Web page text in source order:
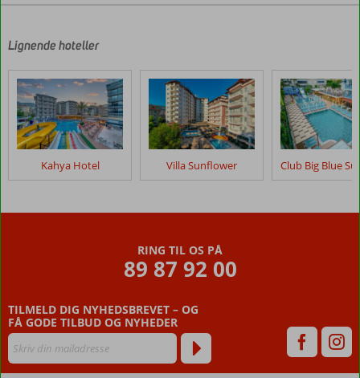
Lignende hoteller
Kahya Hotel Villa Sunflower
RING TIL OS PÅ
89 87 92 00
TILMELD DIG NYHEDSBREVET – OG
FÅ GODE TILBUD OG NYHEDER